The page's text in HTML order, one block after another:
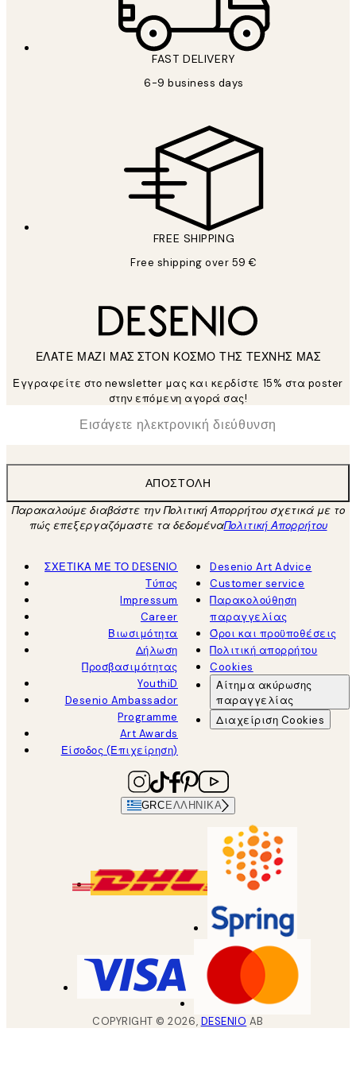
FAST DELIVERY
6-9 business days
FREE SHIPPING
Free shipping over 59 €
ΕΛΑΤΕ ΜΑΖΙ ΜΑΣ ΣΤΟΝ ΚΟΣΜΟ ΤΗΣ ΤΕΧΝΗΣ ΜΑΣ
Εγγραφείτε στο newsletter μας και κερδίστε 15% στα poster
στην επόμενη αγορά σας!
Ηλεκτρονική Διεύθυνση
ΑΠΟΣΤΟΛΉ
Παρακαλούμε διαβάστε την Πολιτική Απορρήτου σχετικά με το
πώς επεξεργαζόμαστε τα δεδομέναΠολιτική Απορρήτου
ΣΧΕΤΙΚΑ ΜΕ ΤΟ DESENIO
Τύπος
Impressum
Career
Βιωσιμότητα
Δήλωση
Προσβασιμότητας
YouthiD
Desenio Ambassador
Programme
Art Awards
Είσοδος (Επιχείρηση)
Desenio Art Advice
Customer service
Παρακολούθηση
παραγγελίας
Όροι και προϋποθέσεις
Πολιτική απορρήτου
Cookies
Αίτημα ακύρωσης
παραγγελίας
Διαχείριση Cookies
GRC ΕΛΛΗΝΙΚΆ
COPYRIGHT ©2026, DESENIO AB